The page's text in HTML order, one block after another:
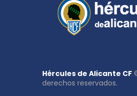
Hércules de Alicante CF
derechos reservados.